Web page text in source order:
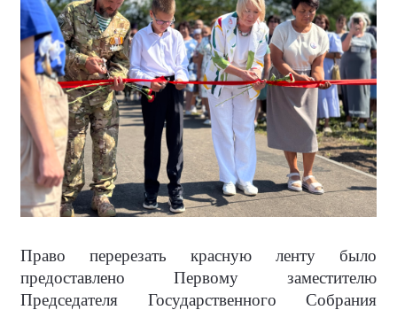
Право перерезать красную ленту было
предоставлено Первому заместителю
Председателя Государственного Собрания